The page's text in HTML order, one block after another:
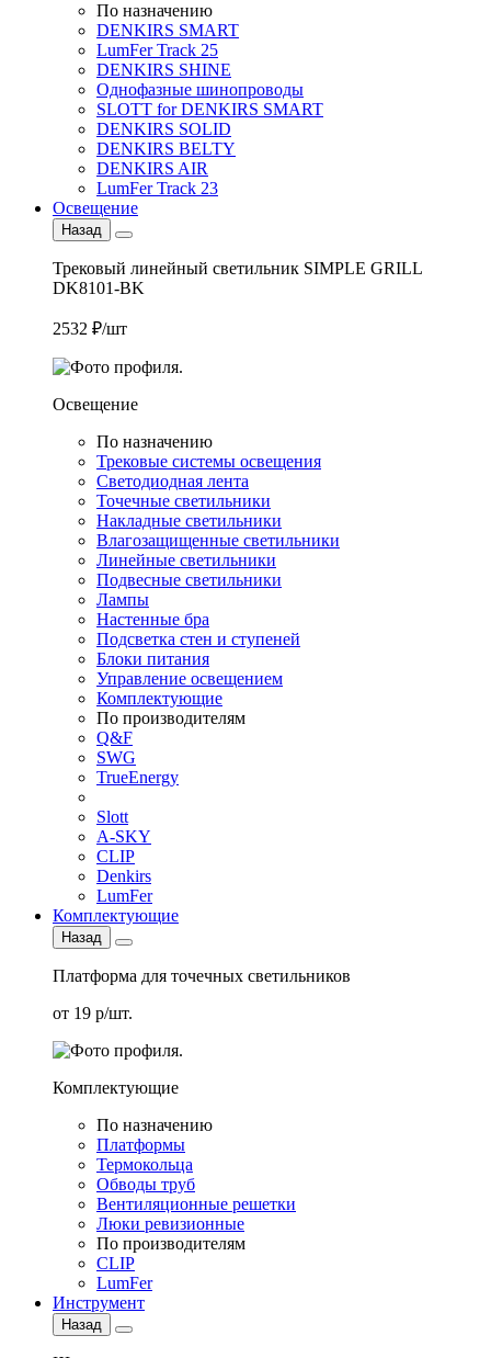
По назначению
DENKIRS SMART
LumFer Track 25
DENKIRS SHINE
Однофазные шинопроводы
SLOTT for DENKIRS SMART
DENKIRS SOLID
DENKIRS BELTY
DENKIRS AIR
LumFer Track 23
Освещение
Назад
Трековый линейный светильник SIMPLE GRILL
DK8101-BK
2532 ₽/шт
Освещение
По назначению
Трековые системы освещения
Светодиодная лента
Точечные светильники
Накладные светильники
Влагозащищенные светильники
Линейные светильники
Подвесные светильники
Лампы
Настенные бра
Подсветка стен и ступеней
Блоки питания
Управление освещением
Комплектующие
По производителям
Q&F
SWG
TrueEnergy
Slott
A-SKY
CLIP
Denkirs
LumFer
Комплектующие
Назад
Платформа для точечных светильников
от 19 р/шт.
Комплектующие
По назначению
Платформы
Термокольца
Обводы труб
Вентиляционные решетки
Люки ревизионные
По производителям
CLIP
LumFer
Инструмент
Назад